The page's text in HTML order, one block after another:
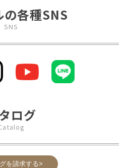
の各種SNS
SNS
ログ
を請求する>